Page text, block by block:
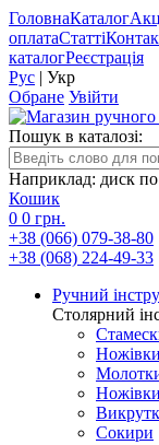
ГоловнаКаталог
оплатаСтатті
каталогРеєстрація
Рус | Укр
Обране Увійти
Пошук в каталозі:
Наприклад: диск по
Кошик
0 0 грн.
+38 (066) 079-38-80
+38 (068) 224-49-33
Ручний
Столярний
Сокири